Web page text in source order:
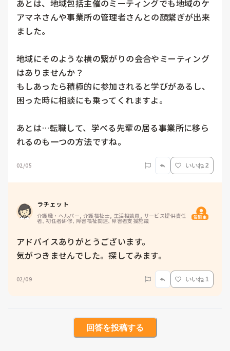
あとは、地域包括主催のミーティングでも地域のケ
アマネさんや事業所の管理者さんとの顔繋ぎが出来
ました。
地域にそのような横の繋がりの会合やミーティング
はありませんか？
もしあったら積極的に参加されると学びがあるし、
困った時に相談にも乗ってくれますよ。
あとは…転職して、学べる先輩の居る事業所に移ら
02/05 いいね 2
ラチェット
介護職・ヘルパー, 介護福祉士, 生活相談員, サービス提供責任
者, 初任者研修, 障害福祉関連, 障害者支援施設 質問主
アドバイスありがとうございます。
02/09 いいね 1
回答を投稿する